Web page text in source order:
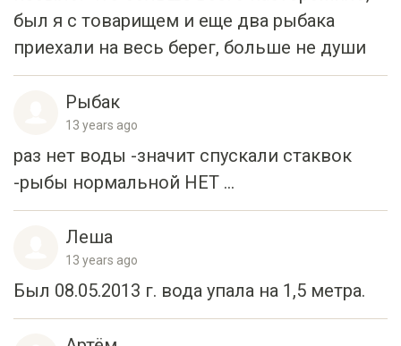
приехали на весь берег, больше не души
раз нет воды -значит спускали стаквок
-рыбы нормальной НЕТ ...
Был 08.05.2013 г. вода упала на 1,5 метра.